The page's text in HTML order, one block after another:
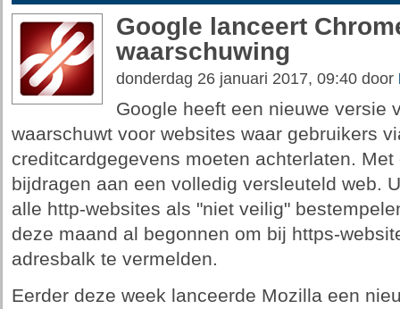
Google lanceert
waarschuwing
donderdag 26 januari 2017, 09:40 door
Google heeft een nieuwe versie
waarschuwt voor websites waar gebruikers
creditcardgegevens moeten achterlaten.
bijdragen aan een volledig versleuteld web.
alle http-websites als "niet veilig"
deze maand al begonnen om bij https-
adresbalk te vermelden.
Eerder deze week lanceerde Mozilla een